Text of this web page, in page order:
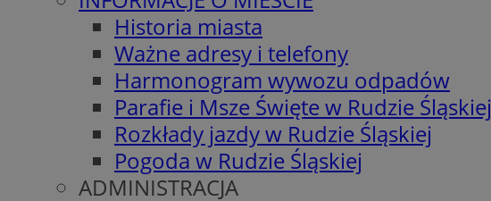
Historia miasta
Ważne adresy i telefony
Harmonogram wywozu odpadów
Parafie i Msze Święte w Rudzie Śląskiej
Rozkłady jazdy w Rudzie Śląskiej
Pogoda w Rudzie Śląskiej
ADMINISTRACJA